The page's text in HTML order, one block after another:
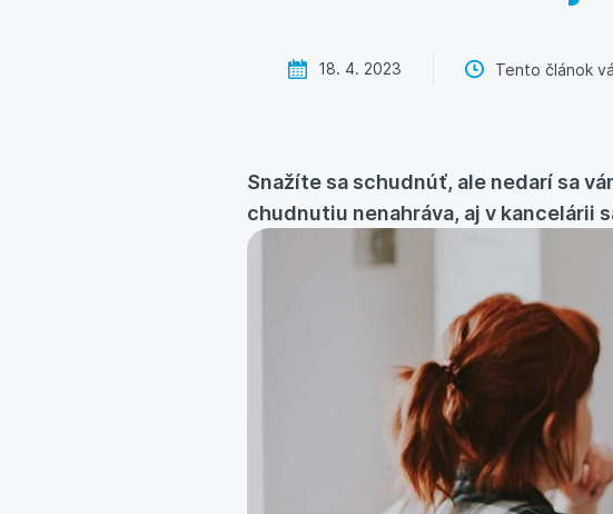
18. 4. 2023 Tento článok
Snažíte sa schudnúť, ale nedarí sa
chudnutiu nenahráva, aj v kancelárii